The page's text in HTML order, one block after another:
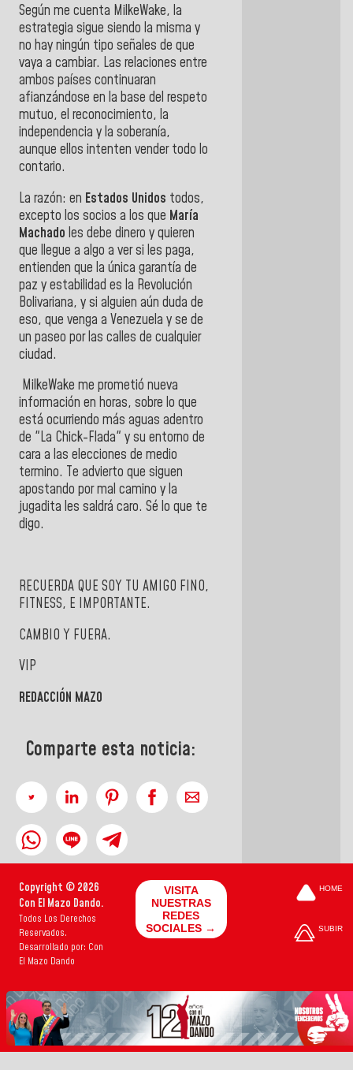
Según me cuenta MilkeWake, la
estrategia sigue siendo la misma y
no hay ningún tipo señales de que
vaya a cambiar. Las relaciones entre
ambos países continuaran
afianzándose en la base del respeto
mutuo, el reconocimiento, la
independencia y la soberanía,
aunque ellos intenten vender todo lo
contario.
La razón: en Estados Unidos todos,
excepto los socios a los que María
Machado les debe dinero y quieren
que llegue a algo a ver si les paga,
entienden que la única garantía de
paz y estabilidad es la Revolución
Bolivariana, y si alguien aún duda de
eso, que venga a Venezuela y se de
un paseo por las calles de cualquier
ciudad.
MilkeWake me prometió nueva
información en horas, sobre lo que
está ocurriendo más aguas adentro
de "La Chick-Flada" y su entorno de
cara a las elecciones de medio
termino. Te advierto que siguen
apostando por mal camino y la
jugadita les saldrá caro. Sé lo que te
digo.
RECUERDA QUE SOY TU AMIGO FINO,
FITNESS, E IMPORTANTE.
CAMBIO Y FUERA.
VIP
REDACCIÓN MAZO
Comparte esta noticia:
Copyright © 2026
Con El Mazo Dando.
Todos Los Derechos
Reservados.
Desarrollado por: Con
El Mazo Dando
VISITA
NUESTRAS
REDES
SOCIALES →
HOME
SUBIR